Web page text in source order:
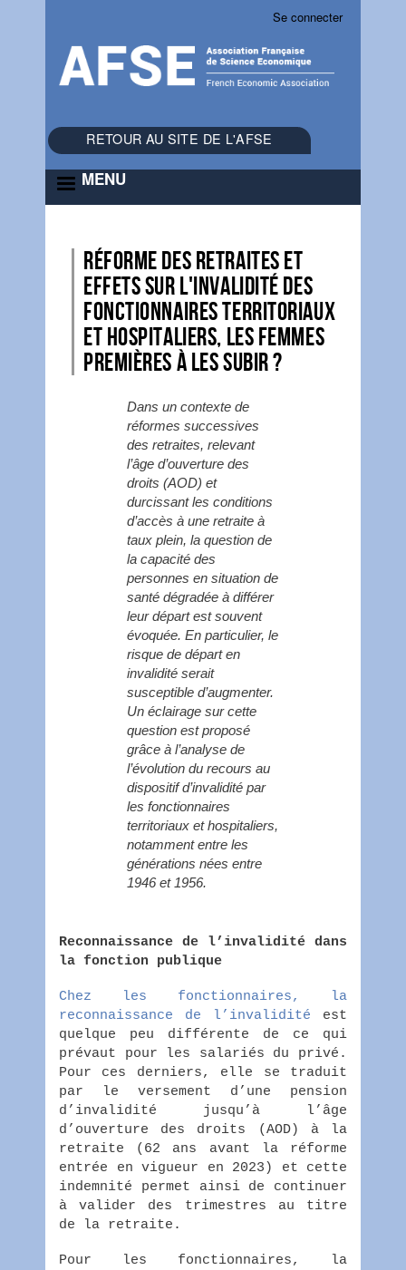
compte
l'utilisateur
Se connecter
RETOUR AU SITE DE L'AFSE
MENU
Réforme des retraites et
effets sur l'invalidité des
fonctionnaires territoriaux
et hospitaliers, les femmes
premières à les subir ?
Dans un contexte de
réformes successives
des retraites, relevant
l’âge d’ouverture des
droits (AOD) et
durcissant les conditions
d’accès à une retraite à
taux plein, la question de
la capacité des
personnes en situation de
santé dégradée à différer
leur départ est souvent
évoquée. En particulier, le
risque de départ en
invalidité serait
susceptible d’augmenter.
Un éclairage sur cette
question est proposé
grâce à l’analyse de
l’évolution du recours au
dispositif d’invalidité par
les fonctionnaires
territoriaux et hospitaliers,
notamment entre les
générations nées entre
1946 et 1956.
Reconnaissance de l’invalidité dans
la fonction publique
Chez les fonctionnaires, la
reconnaissance de l’invalidité est
quelque peu différente de ce qui
prévaut pour les salariés du privé.
Pour ces derniers, elle se traduit
par le versement d’une pension
d’invalidité jusqu’à l’âge
d’ouverture des droits (AOD) à la
retraite (62 ans avant la réforme
entrée en vigueur en 2023) et cette
indemnité permet ainsi de continuer
à valider des trimestres au titre
de la retraite.
Pour les fonctionnaires, la